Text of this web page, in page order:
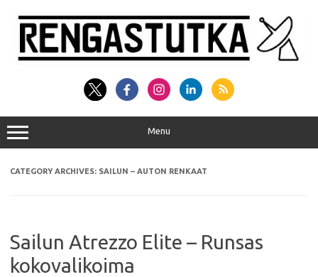
content
Menu
CATEGORY ARCHIVES: SAILUN – AUTON RENKAAT
Sailun Atrezzo Elite – Runsas
kokovalikoima